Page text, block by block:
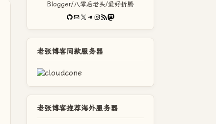
Blogger/八零后老头/爱好折腾
GitHub
电子邮件X Telegram
Instagram
RSS FeedMastodon
老张博客同款服务器
老张博客推荐海外服务器